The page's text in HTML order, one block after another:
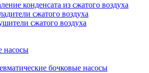
конденсата из сжатого воздуха
сжатого воздуха
сжатого воздуха
насосы
бочковые насосы